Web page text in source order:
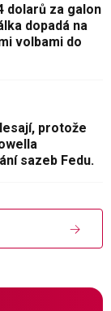
dolarů za galon
dopadá na
volbami do
protože
sazeb Fedu.